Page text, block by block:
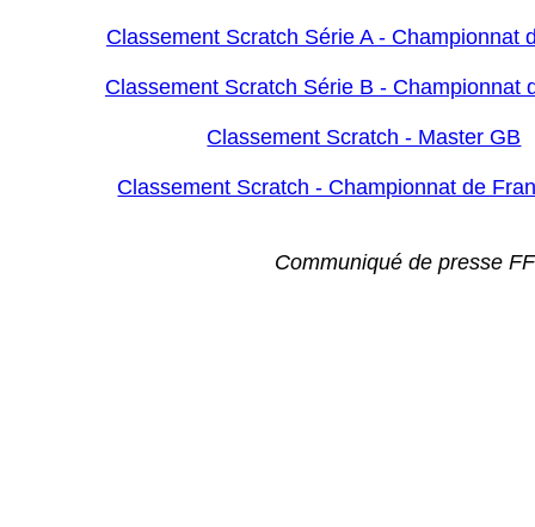
Classement Scratch Série A - Championnat
Classement Scratch Série B - Championnat
Classement Scratch - Master GB
Classement Scratch - Championnat de
Communiqué de presse